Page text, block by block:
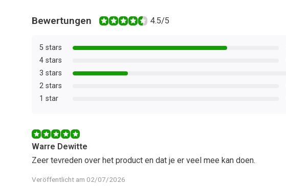
Bewertungen 4.5/5
5 stars
4 stars
3 stars
2 stars
1 star
Warre Dewitte
Zeer tevreden over het product en dat je er veel mee kan doen.
Veröffentlicht am 02/07/2026